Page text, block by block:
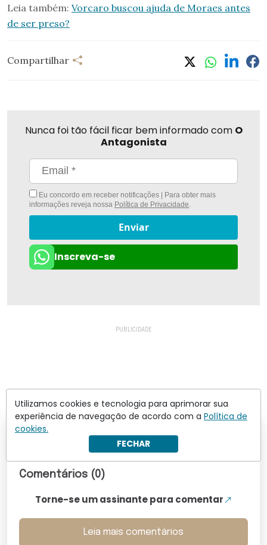
Leia também: Vorcaro buscou ajuda de Moraes antes
de ser preso?
Compartilhar
Nunca foi tão fácil ficar bem informado com O
Antagonista
Eu concordo em receber notificações | Para obter mais
informações reveja nossa Política de Privacidade
Enviar
Inscreva-se
Os comentários não representam a opinião do site; a
responsabilidade pelo conteúdo postado é do autor da
Comentários (0)
Torne-se um assinante para comentar
Leia mais comentários
Utilizamos cookies e tecnologia para aprimorar sua
experiência de navegação de acordo com a Política de
cookies.
FECHAR